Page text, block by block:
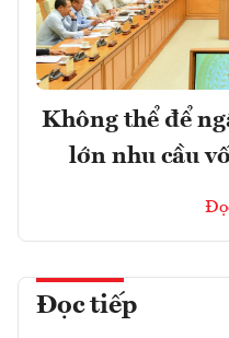
Không thể để
lớn nhu cầu
Đọc tiếp